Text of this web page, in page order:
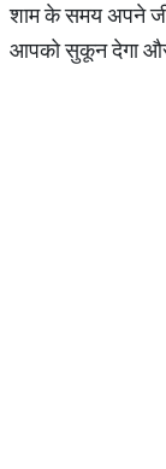
शाम के समय अपने
आपको सुकून देगा